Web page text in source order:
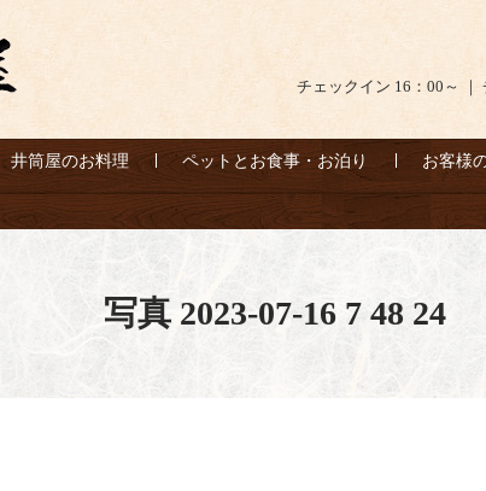
チェックイン 16：00～ ｜
井筒屋のお料理 ペットとお食事・お泊り お客様
写真 2023-07-16 7 48 24